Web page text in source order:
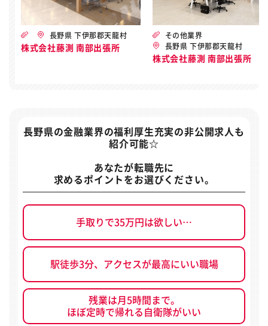
長野県 下伊那郡天龍村
株式会社藤測 南部出張所
その他業界
長野県 下伊那郡天龍村
株式会社藤測 南部出張所
長野県の金融業界の福利厚生充実の非公開求人 も
紹介可能☆
あなたが転職先に
求めるポイントをお選びください。
手取りで35万円は欲しい…
駅徒歩3分、アクセスが最高にいい職場
残業は月5時間まで。
ほぼ定時で帰れる自衛隊がいい